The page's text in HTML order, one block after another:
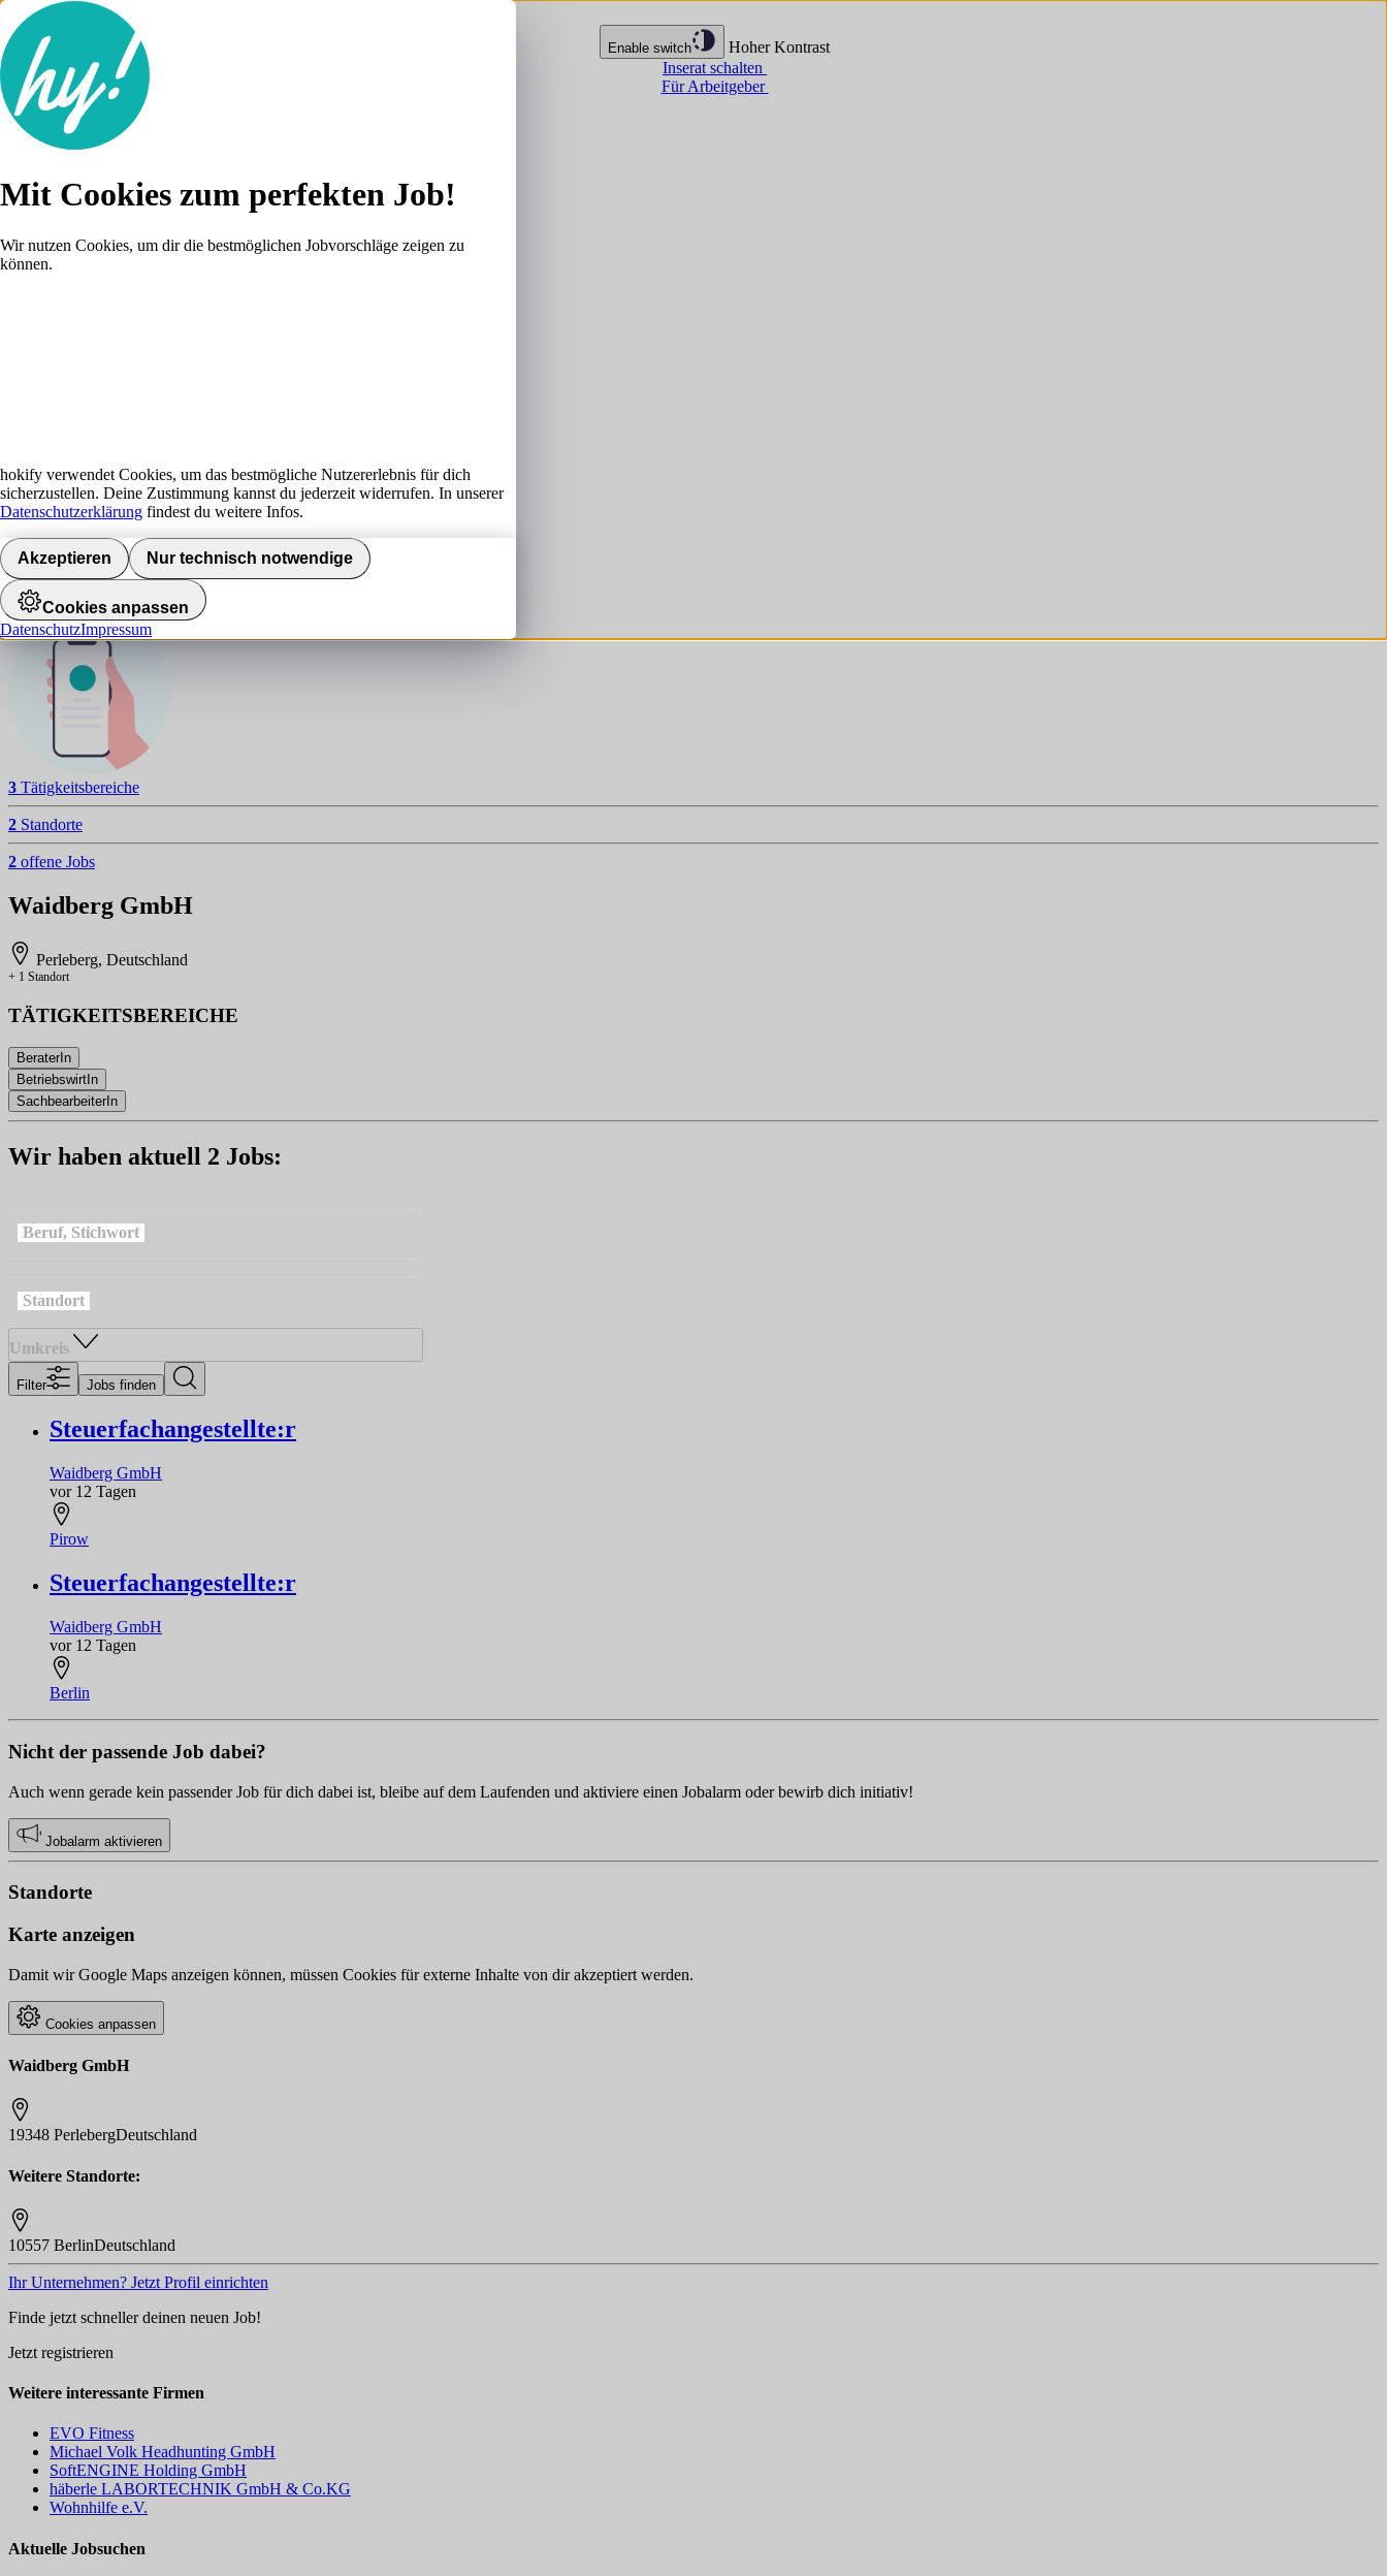
Enable switch
Hoher Kontrast
Inserat schalten
Für Arbeitgeber
Lebenslauf
W
NAVIGATION
Aktuelle Jobs
Standorte
Jobalarm aktivieren
3 Tätigkeitsbereiche
2 Standorte
2 offene Jobs
Waidberg GmbH
Perleberg, Deutschland
+ 1 Standort
TÄTIGKEITSBEREICHE
BeraterIn
BetriebswirtIn
SachbearbeiterIn
Wir haben aktuell 2 Jobs:
Beruf, Stichwort
Standort
Umkreis
Filter Jobs finden
Steuerfachangestellte:r
Waidberg GmbH
vor 12 Tagen
Pirow
Steuerfachangestellte:r
Waidberg GmbH
vor 12 Tagen
Berlin
Nicht der passende Job dabei?
Auch wenn gerade kein passender Job für dich dabei ist, bleibe auf dem Laufenden und aktiviere einen Jobalarm oder bewirb dich initiativ!
Jobalarm aktivieren
Standorte
Karte anzeigen
Damit wir Google Maps anzeigen können, müssen Cookies für externe Inhalte von dir akzeptiert werden.
Cookies anpassen
Waidberg GmbH
19348 PerlebergDeutschland
Weitere Standorte:
10557 BerlinDeutschland
Ihr Unternehmen? Jetzt Profil einrichten
Finde jetzt schneller deinen neuen Job!
Jetzt registrieren
Weitere interessante Firmen
EVO Fitness
Michael Volk Headhunting GmbH
SoftENGINE Holding GmbH
häberle LABORTECHNIK GmbH & Co.KG
Wohnhilfe e.V.
Aktuelle Jobsuchen
Mit Cookies zum perfekten Job!
Wir nutzen Cookies, um dir die bestmöglichen Jobvorschläge zeigen zu
können.
hokify verwendet Cookies, um das bestmögliche Nutzererlebnis für dich
sicherzustellen. Deine Zustimmung kannst du jederzeit widerrufen. In unserer
Datenschutzerklärung findest du weitere Infos.
Akzeptieren Nur technisch notwendige
Cookies anpassen
DatenschutzImpressum